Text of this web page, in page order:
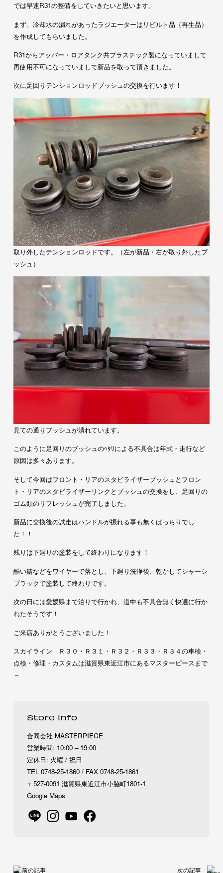
では早速R31の整備をしていきたいと思います。
まず、冷却水の漏れがあったラジエーターはリビルト品（再生品）
を作成してもらいました。
R31からアッパー・ロアタンク共プラスチック製になっていまして
再使用不可になっていまして新品を取って頂きました。
次に足回りテンションロッドブッシュの交換を行います！
取り外したテンションロッドです。（左が新品・右が取り外したブ
ッシュ）
見ての通りブッシュが潰れています。
このように足回りのブッシュのﾍﾀﾘによる不具合は年式・走行など
原因は多々あります。
そして今回はフロント・リアのスタビライザーブッシュとフロン
ト・リアのスタビライザーリンクとブッシュの交換をし、足回りの
ゴム類のリフレッシュが完了しました。
新品に交換後の試走はハンドルが振れる事も無くばっちりでし
た！！
残りは下廻りの塗装をして終わりになります！
酷い錆などをワイヤーで落とし、下廻り洗浄後、乾かしてシャーシ
ブラックで塗装して終わりです。
次の日には愛媛県まで泊りで行かれ、道中も不具合無く快適に行か
れたそうです！
ご来店ありがとうございました！
スカイライン Ｒ３０・Ｒ３１・Ｒ３２・Ｒ３３・Ｒ３４の車検・
点検・修理・カスタムは滋賀県東近江市にあるマスターピースまで
～
Store Info
合同会社 MASTERPIECE
営業時間: 10:00 – 19:00
定休日: 火曜 / 祝日
TEL 0748-25-1860 / FAX 0748-25-1861
〒527-0091 滋賀県東近江市小脇町1801-1
Google Maps
前の記事 次の記事